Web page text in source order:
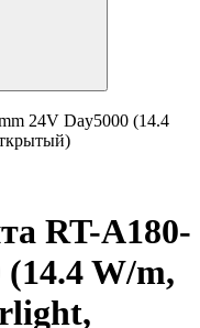
24V Day5000 (14.4
RT-A180-
(14.4 W/m,